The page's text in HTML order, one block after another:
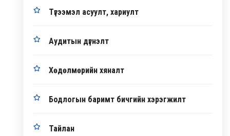
Түгээмэл асуулт, хариулт
Аудитын дүгнэлт
Хөдөлмөрийн хяналт
Бодлогын баримт бичгийн хэрэгжилт
Тайлан